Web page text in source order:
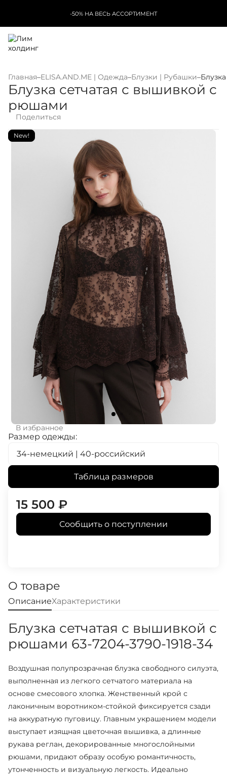
-50% НА ВЕСЬ АССОРТИМЕНТ
Главная–ELISA.AND.ME | Одежда–Блузки | Рубашки–
Блузка сетчатая с вышивкой с
рюшами
Поделиться
New!
В избранное
Размер одежды:
34-немецкий | 40-российский
Таблица размеров
15 500 ₽
Сообщить о поступлении
О товаре
ОписаниеХарактеристики
Блузка сетчатая с вышивкой с
рюшами 63-7204-3790-1918-34
Воздушная полупрозрачная блузка свободного силуэта,
выполненная из легкого сетчатого материала на
основе смесового хлопка. Женственный крой с
лаконичным воротником-стойкой фиксируется сзади
на аккуратную пуговицу. Главным украшением модели
выступает изящная цветочная вышивка, а длинные
рукава реглан, декорированные многослойными
рюшами, придают образу особую романтичность,
утонченность и визуальную легкость. Идеально